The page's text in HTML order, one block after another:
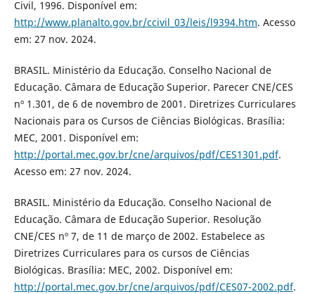
Civil, 1996. Disponível em:
http://www.planalto.gov.br/ccivil_03/leis/l9394.htm. Acesso
em: 27 nov. 2024.
BRASIL. Ministério da Educação. Conselho Nacional de
Educação. Câmara de Educação Superior. Parecer CNE/CES
nº 1.301, de 6 de novembro de 2001. Diretrizes Curriculares
Nacionais para os Cursos de Ciências Biológicas. Brasília:
MEC, 2001. Disponível em:
http://portal.mec.gov.br/cne/arquivos/pdf/CES1301.pdf.
Acesso em: 27 nov. 2024.
BRASIL. Ministério da Educação. Conselho Nacional de
Educação. Câmara de Educação Superior. Resolução
CNE/CES nº 7, de 11 de março de 2002. Estabelece as
Diretrizes Curriculares para os cursos de Ciências
Biológicas. Brasília: MEC, 2002. Disponível em:
http://portal.mec.gov.br/cne/arquivos/pdf/CES07-2002.pdf.